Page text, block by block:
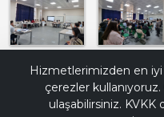
Hizmetlerimizden en
çerezler
ulaşabilirsiniz. KVKK